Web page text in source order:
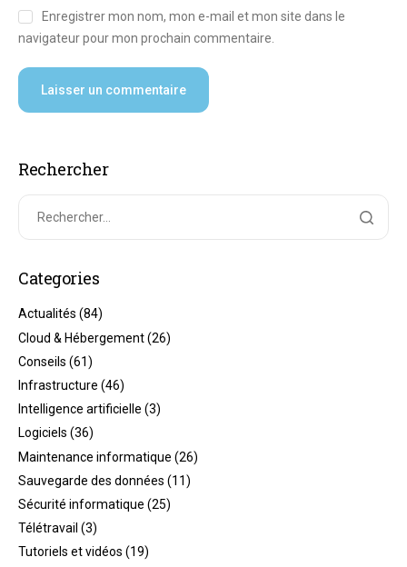
Enregistrer mon nom, mon e-mail et mon site dans le
navigateur pour mon prochain commentaire.
Rechercher
Categories
Actualités (84)
Cloud & Hébergement(26)
Conseils (61)
Infrastructure (46)
Intelligence artificielle (3)
Logiciels (36)
Maintenance informatique (26)
Sauvegarde des données (11)
Sécurité informatique (25)
Télétravail (3)
Tutoriels et vidéos (19)